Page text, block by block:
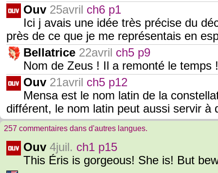
Ouv 25avril ch6 p1
Ici j avais une idée très précise du
près de ce que je me représentais en
Bellatrice 22avril ch5 p9
Nom de Zeus ! Il a remonté le temps !
Ouv 21avril ch5 p12
Mensa est le nom latin de la
différent, le nom latin peut aussi servir à
257 commentaires dans d'autres langues.
Ouv 4juil. ch1 p15
This Éris is gorgeous! She is! But